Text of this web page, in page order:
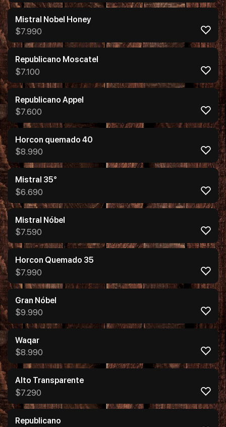
Mistral Nobel Honey
$7.990
Republicano Moscatel
$7.100
Republicano Appel
$7.600
Horcon quemado 40
$8.990
Mistral 35°
$6.690
Mistral Nóbel
$7.590
Horcon Quemado 35
$7.990
Gran Nóbel
$9.990
Waqar
$8.990
Alto Transparente
$7.290
Republicano